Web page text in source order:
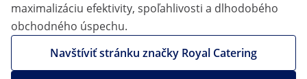
maximalizáciu efektivity, spoľahlivosti a dlhodobého
obchodného úspechu.
Navštíviť stránku značky Royal Catering